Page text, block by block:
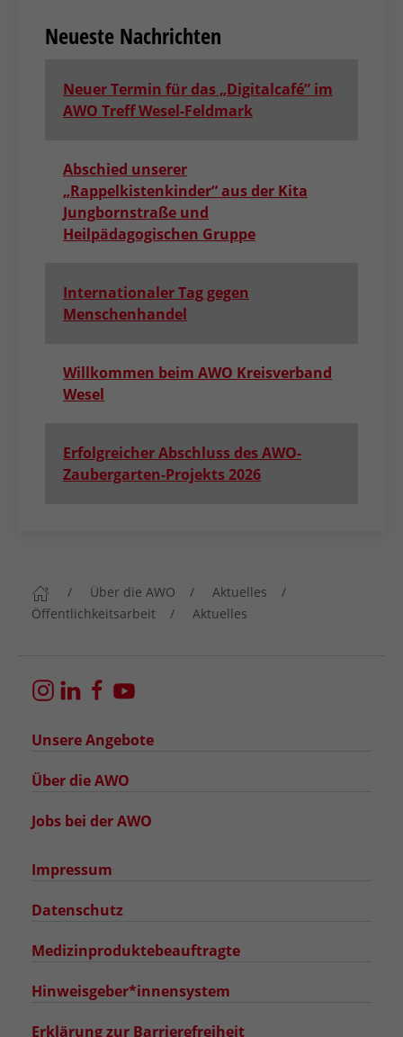
Neueste Nachrichten
Neuer Termin für das „Digitalcafé” im
AWO Treff Wesel-Feldmark
Abschied unserer
„Rappelkistenkinder“ aus der Kita
Jungbornstraße und
Heilpädagogischen Gruppe
Internationaler Tag gegen
Menschenhandel
Willkommen beim AWO Kreisverband
Wesel
Erfolgreicher Abschluss des AWO-
Zaubergarten-Projekts 2026
Über die AWO
Aktuelles
Öffentlichkeitsarbeit
Aktuelles
Unsere Angebote
Über die AWO
Jobs bei der AWO
Impressum
Datenschutz
Medizinproduktebeauftragte
Hinweisgeber*innensystem
Erklärung zur Barrierefreiheit